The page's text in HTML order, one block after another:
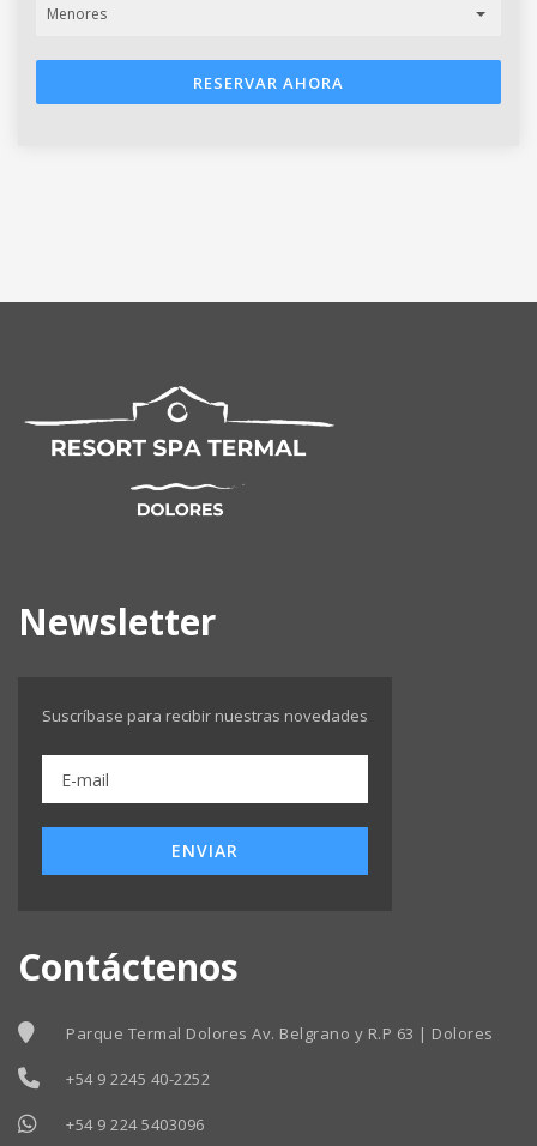
Menores
RESERVAR AHORA
Newsletter
Suscríbase para recibir nuestras novedades
ENVIAR
Contáctenos
Parque Termal Dolores Av. Belgrano y R.P 63 | Dolores
+54 9 2245 40-2252
+54 9 224 5403096